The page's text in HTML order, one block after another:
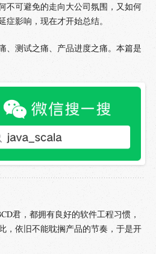
不可避免的走向大公司氛围，又如何
影响，现在才开始总结。
、测试之痛、产品进度之痛。本篇是
君，都拥有良好的软件工程习惯，
，依旧不能耽搁产品的节奏，于是开